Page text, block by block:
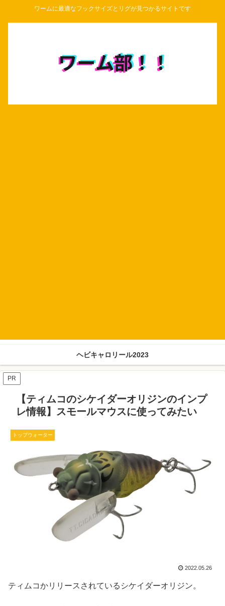
ワームに最適なフックサイズとリグが見つかるサイトです
ヘビキャロリール2023
PR
【ティムコのシケイダーオリジンのインプ
レ情報】スモールマウスに使ってみたい
トップウォーター
2022.05.26
ティムコかリリースされているシケイダーオリジン。